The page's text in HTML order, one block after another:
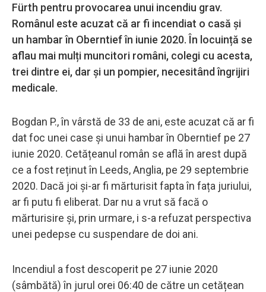
Fürth pentru provocarea unui incendiu grav.
Românul este acuzat că ar fi incendiat o casă și
un hambar în Oberntief în iunie 2020. În locuință se
aflau mai mulți muncitori români, colegi cu acesta,
trei dintre ei, dar și un pompier, necesitând îngrijiri
medicale.
Bogdan P., în vârstă de 33 de ani, este acuzat că ar fi
dat foc unei case și unui hambar în Oberntief pe 27
iunie 2020. Cetățeanul român se află în arest după
ce a fost reținut în Leeds, Anglia, pe 29 septembrie
2020. Dacă joi și-ar fi mărturisit fapta în fața juriului,
ar fi putu fi eliberat. Dar nu a vrut să facă o
mărturisire și, prin urmare, i s-a refuzat perspectiva
unei pedepse cu suspendare de doi ani.
Incendiul a fost descoperit pe 27 iunie 2020
(sâmbătă) în jurul orei 06:40 de către un cetățean